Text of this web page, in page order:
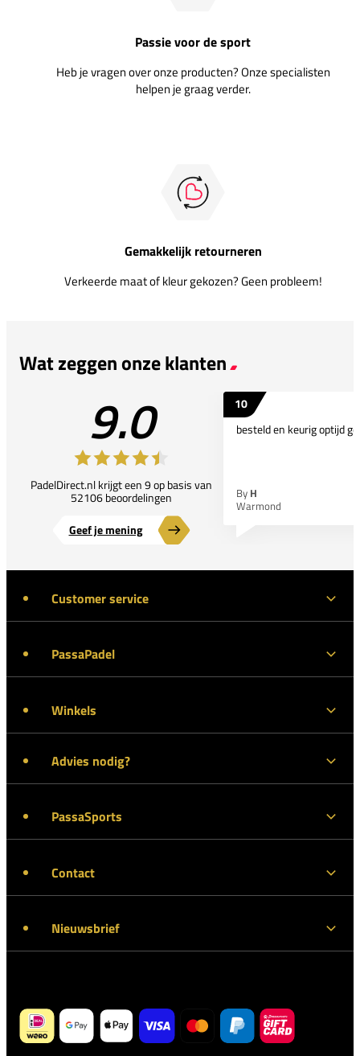
Passie voor de sport
Heb je vragen over onze producten? Onze specialisten
helpen je graag verder.
Gemakkelijk retourneren
Verkeerde maat of kleur gekozen? Geen probleem!
Wat zeggen onze klanten
9.0
PadelDirect.nl krijgt een 9 op basis van
52106 beoordelingen
Geef je mening
10
besteld en keurig optijd
By H
Warmond
Customer service
PassaPadel
Winkels
Advies nodig?
PassaSports
Contact
Nieuwsbrief